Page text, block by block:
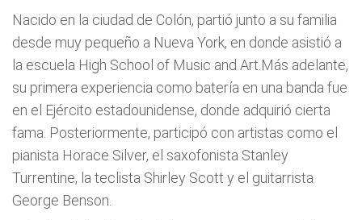
Nacido en la ciudad de Colón, partió junto a su familia
desde muy pequeño a Nueva York, en donde asistió a
la escuela High School of Music and Art.Más adelante,
su primera experiencia como batería en una banda fue
en el Ejército estadounidense, donde adquirió cierta
fama. Posteriormente, participó con artistas como el
pianista Horace Silver, el saxofonista Stanley
Turrentine, la teclista Shirley Scott y el guitarrista
George Benson.